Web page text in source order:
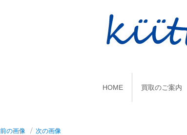
HOME 買取のご案内
前の画像 次の画像